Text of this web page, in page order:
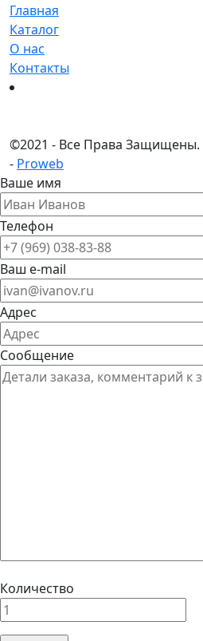
Главная
Каталог
О нас
Контакты
©2021 - Все Права Защищены.
- Proweb
Ваше имя
Телефон
Ваш e-mail
Адрес
Сообщение
Количество